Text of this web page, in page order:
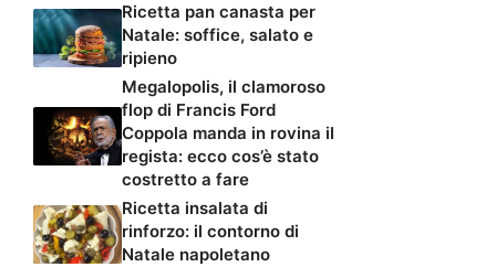
Ricetta pan canasta per
Natale: soffice, salato e
ripieno
Megalopolis, il clamoroso
flop di Francis Ford
Coppola manda in rovina il
regista: ecco cos’è stato
costretto a fare
Ricetta insalata di
rinforzo: il contorno di
Natale napoletano